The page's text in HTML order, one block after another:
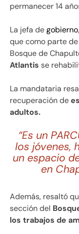
permanecer 14
La jefa degobierno,
que como parte
Bosque de
Atlantis se
La mandataria
recuperación de
adultos.
“Es un
los jóvenes,
un espacio
en
Además, resaltó
sección del
los trabajos de